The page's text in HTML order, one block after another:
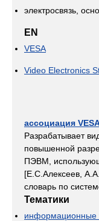
электросвязь,
EN
VESA
Video Electronics
ассоциация
Разрабатывает
повышенной
ПЭВМ,
[Е.С.Алексеев,
словарь по
Тематики
информационные